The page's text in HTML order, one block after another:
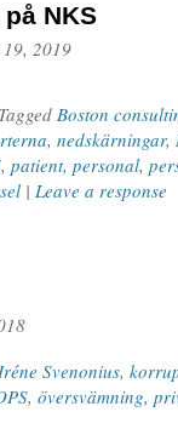
NKS
2019
Boston
, nedskärningar,
, patient, personal,
| Leave a response
Svenonius,
, översvämning,